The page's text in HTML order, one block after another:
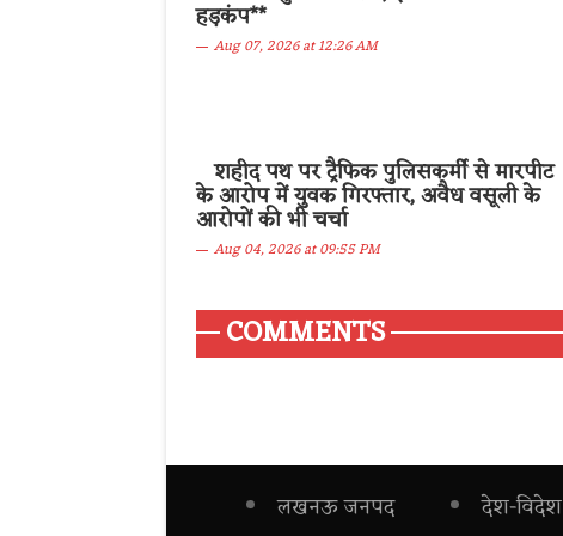
हड़कंप**
Aug 07, 2026 at 12:26 AM
शहीद पथ पर ट्रैफिक पुलिसकर्मी से मारपीट
के आरोप में युवक गिरफ्तार, अवैध वसूली के
आरोपों की भी चर्चा
Aug 04, 2026 at 09:55 PM
COMMENTS
लखनऊ जनपद
देश-विदेश